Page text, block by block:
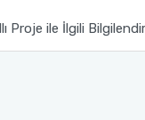
Proje ile İlgili